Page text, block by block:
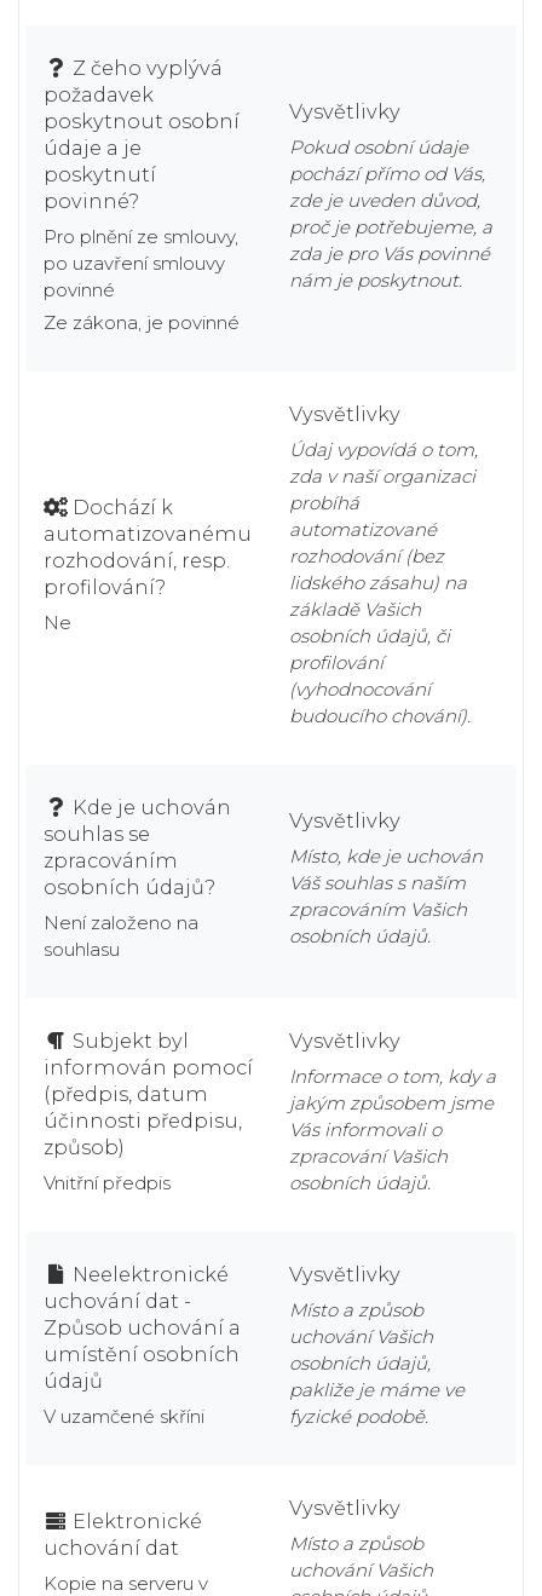
Z čeho vyplývá
požadavek
poskytnout osobní
údaje a je
poskytnutí
povinné?
Pro plnění ze smlouvy,
po uzavření smlouvy
povinné
Ze zákona, je povinné
Vysvětlivky
Pokud osobní údaje
pochází přímo od Vás,
zde je uveden důvod,
proč je potřebujeme, a
zda je pro Vás povinné
nám je poskytnout.
Dochází k
automatizovanému
rozhodování, resp.
profilování?
Ne
Vysvětlivky
Údaj vypovídá o tom,
zda v naší organizaci
probíhá
automatizované
rozhodování (bez
lidského zásahu) na
základě Vašich
osobních údajů, či
profilování
(vyhodnocování
budoucího chování).
Kde je uchován
souhlas se
zpracováním
osobních údajů?
Není založeno na
souhlasu
Vysvětlivky
Místo, kde je uchován
Váš souhlas s naším
zpracováním Vašich
osobních údajů.
Subjekt byl
informován pomocí
(předpis, datum
účinnosti předpisu,
způsob)
Vnitřní předpis
Vysvětlivky
Informace o tom, kdy a
jakým způsobem jsme
Vás informovali o
zpracování Vašich
osobních údajů.
Neelektronické
uchování dat -
Způsob uchování a
umístění osobních
údajů
V uzamčené skříni
Vysvětlivky
Místo a způsob
uchování Vašich
osobních údajů,
pakliže je máme ve
fyzické podobě.
Elektronické
uchování dat
Kopie na serveru v
Vysvětlivky
Místo a způsob
uchování Vašich